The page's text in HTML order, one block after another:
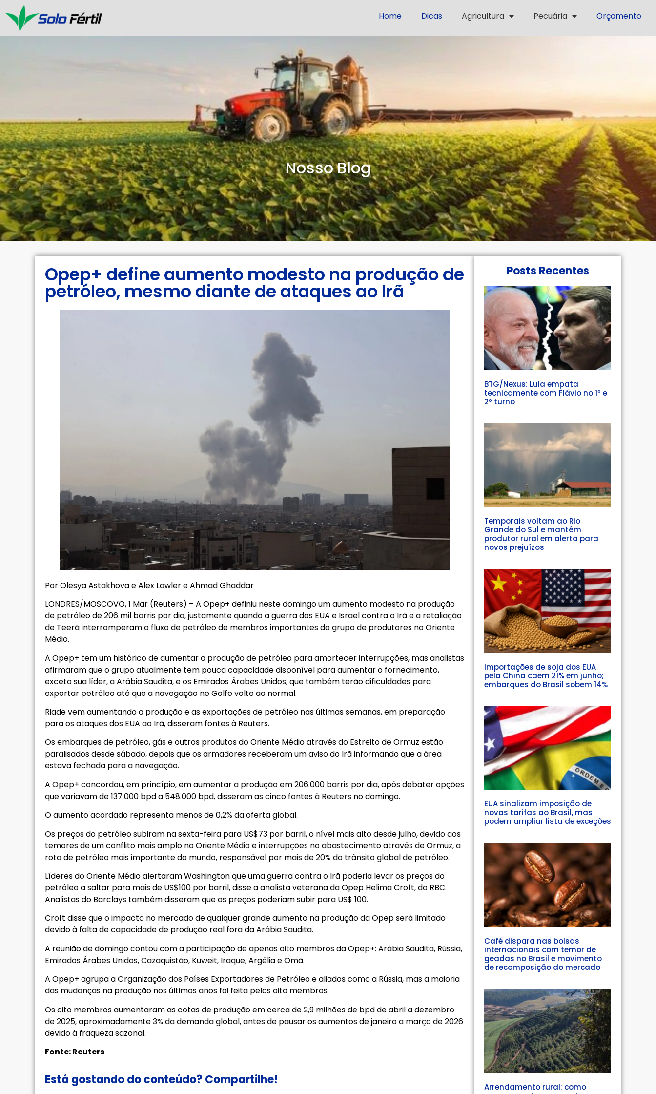
Home Dicas Agricultura Pecuária Orçamento
Nosso Blog
Opep+ define aumento modesto na produção de
petróleo, mesmo diante de ataques ao Irã
Por Olesya Astakhova e Alex Lawler e Ahmad Ghaddar
LONDRES/MOSCOVO, 1 Mar (Reuters) – A Opep+ definiu neste domingo um aumento modesto na produção
de petróleo de 206 mil barris por dia, justamente quando a guerra dos EUA e Israel contra o Irã e a retaliação
de Teerã interromperam o fluxo de petróleo de membros importantes do grupo de produtores no Oriente
Médio.
A Opep+ tem um histórico de aumentar a produção de petróleo para amortecer interrupções, mas analistas
afirmaram que o grupo atualmente tem pouca capacidade disponível para aumentar o fornecimento,
exceto sua líder, a Arábia Saudita, e os Emirados Árabes Unidos, que também terão dificuldades para
exportar petróleo até que a navegação no Golfo volte ao normal.
Riade vem aumentando a produção e as exportações de petróleo nas últimas semanas, em preparação
para os ataques dos EUA ao Irã, disseram fontes à Reuters.
Os embarques de petróleo, gás e outros produtos do Oriente Médio através do Estreito de Ormuz estão
paralisados desde sábado, depois que os armadores receberam um aviso do Irã informando que a área
estava fechada para a navegação.
A Opep+ concordou, em princípio, em aumentar a produção em 206.000 barris por dia, após debater opções
que variavam de 137.000 bpd a 548.000 bpd, disseram as cinco fontes à Reuters no domingo.
O aumento acordado representa menos de 0,2% da oferta global.
Os preços do petróleo subiram na sexta-feira para US$73 por barril, o nível mais alto desde julho, devido aos
temores de um conflito mais amplo no Oriente Médio e interrupções no abastecimento através de Ormuz, a
rota de petróleo mais importante do mundo, responsável por mais de 20% do trânsito global de petróleo.
Líderes do Oriente Médio alertaram Washington que uma guerra contra o Irã poderia levar os preços do
petróleo a saltar para mais de US$100 por barril, disse a analista veterana da Opep Helima Croft, do RBC.
Analistas do Barclays também disseram que os preços poderiam subir para US$ 100.
Croft disse que o impacto no mercado de qualquer grande aumento na produção da Opep será limitado
devido à falta de capacidade de produção real fora da Arábia Saudita.
A reunião de domingo contou com a participação de apenas oito membros da Opep+: Arábia Saudita, Rússia,
Emirados Árabes Unidos, Cazaquistão, Kuweit, Iraque, Argélia e Omã.
A Opep+ agrupa a Organização dos Países Exportadores de Petróleo e aliados como a Rússia, mas a maioria
das mudanças na produção nos últimos anos foi feita pelos oito membros.
Os oito membros aumentaram as cotas de produção em cerca de 2,9 milhões de bpd de abril a dezembro
de 2025, aproximadamente 3% da demanda global, antes de pausar os aumentos de janeiro a março de 2026
devido à fraqueza sazonal.
Fonte: Reuters
Está gostando do conteúdo? Compartilhe!
Posts Recentes
BTG/Nexus: Lula empata
tecnicamente com Flávio no 1º e
2º turno
Temporais voltam ao Rio
Grande do Sul e mantêm
produtor rural em alerta para
novos prejuízos
Importações de soja dos EUA
pela China caem 21% em junho;
embarques do Brasil sobem 14%
EUA sinalizam imposição de
novas tarifas ao Brasil, mas
podem ampliar lista de exceções
Café dispara nas bolsas
internacionais com temor de
geadas no Brasil e movimento
de recomposição do mercado
Arrendamento rural: como